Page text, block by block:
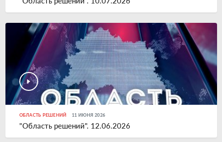
ОБЛАСТЬ РЕШЕНИЙ 11 ИЮНЯ 2026
"Область решений". 12.06.2026